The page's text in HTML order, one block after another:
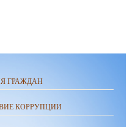
ГРАЖДАН
КОРРУПЦИИ